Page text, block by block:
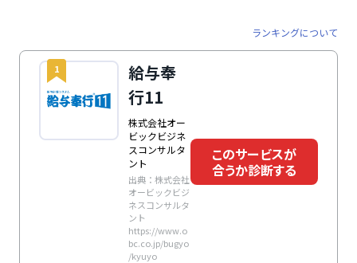
ランキングについて
1
給与奉
行11
株式会社オー
ビックビジネ
スコンサルタ
ント
出典：株式会社
オービックビジ
ネスコンサルタ
ント
https://www.o
bc.co.jp/bugyo
/kyuyo
このサービスが
合うか診断する